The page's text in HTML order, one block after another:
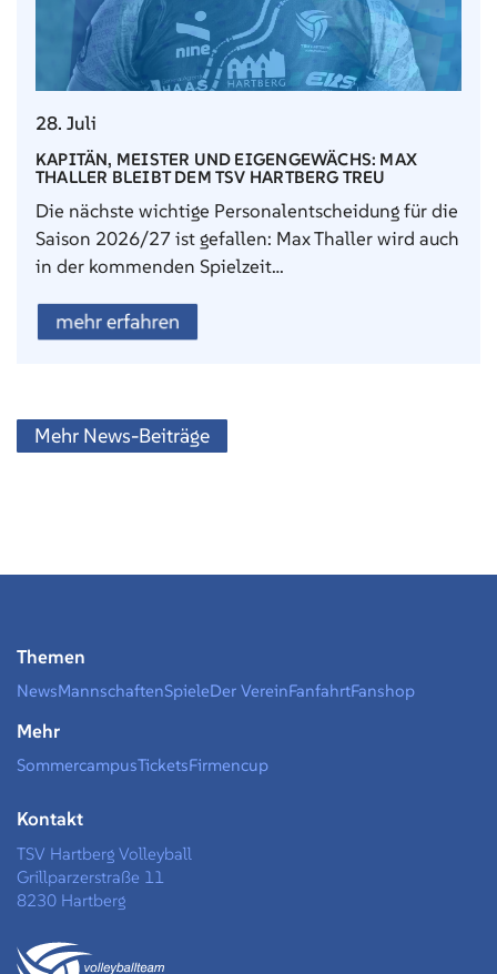
28. Juli
KAPITÄN, MEISTER UND EIGENGEWÄCHS: MAX
THALLER BLEIBT DEM TSV HARTBERG TREU
Die nächste wichtige Personalentscheidung für die
Saison 2026/27 ist gefallen: Max Thaller wird auch
in der kommenden Spielzeit…
mehr erfahren
Mehr News-Beiträge
Themen
NewsMannschaftenSpieleDer VereinFanfahrtFanshop
Mehr
SommercampusTicketsFirmencup
Kontakt
TSV Hartberg Volleyball
Grillparzerstraße 11
8230 Hartberg